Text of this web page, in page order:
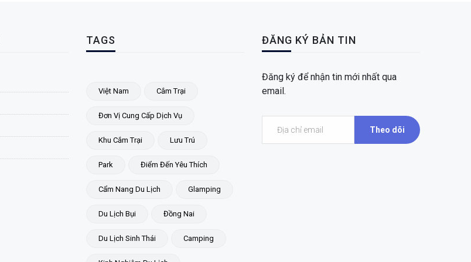
TAGS
Việt Nam Cắm Trại
Đơn Vị Cung Cấp Dịch Vụ
Khu Cắm Trại Lưu Trú
Park Điểm Đến Yêu Thích
Cẩm Nang Du Lịch Glamping
Du Lịch Bụi Đồng Nai
Du Lịch Sinh Thái Camping
ĐĂNG KÝ BẢN TIN
Đăng ký để nhận tin mới nhất qua
email.
Theo dõi